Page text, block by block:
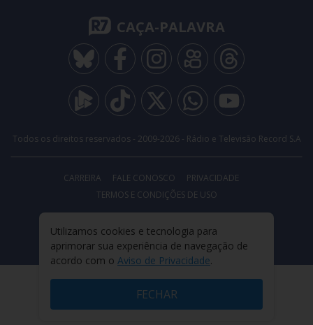
CAÇA-PALAVRA
Todos os direitos reservados - 2009-2026- Rádio e Televisão Record S.A
CARREIRA FALE CONOSCO
PRIVACIDADE
TERMOS E CONDIÇÕES DE USO
Utilizamos cookies e tecnologia para
aprimorar sua experiência de navegação de
acordo com o Aviso de Privacidade.
FECHAR